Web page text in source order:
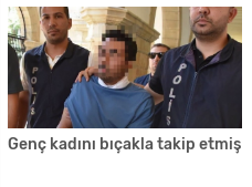
Genç kadını bıçakla takip etmiş